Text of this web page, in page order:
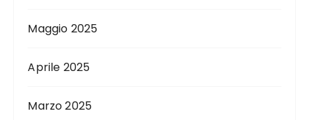
Maggio 2025
Aprile 2025
Marzo 2025